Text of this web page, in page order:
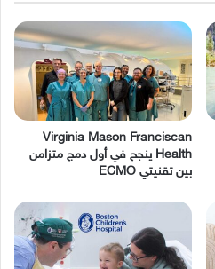
Virginia Mason Franciscan
Health ينجح في أول دمج متزامن
بين تقنيتي ECMO